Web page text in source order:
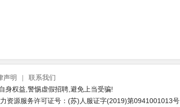
声明 |
联系我们
身权益,警惕虚假招聘,避免上当受骗!
源服务许可证号：(苏)人服证字(2019)第0941001013号